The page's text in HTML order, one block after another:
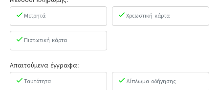
Μετρητά Χρεωστική κάρτα
Πιστωτική κάρτα
Απαιτούμενα έγγραφα:
Ταυτότητα Δίπλωμα οδήγησης